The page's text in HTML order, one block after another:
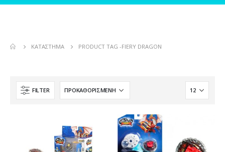
ΚΑΤΆΣΤΗΜΑ PRODUCT TAG -FIERY DRAGON
FILTER